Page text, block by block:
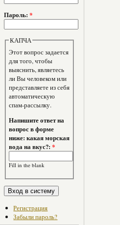
Пароль: *
КАПЧА
Этот вопрос задается
для того, чтобы
выяснить, являетесь
ли Вы человеком или
представляете из себя
автоматическую
спам-рассылку.
Напишите ответ на
вопрос в форме
ниже: какая морская
вода на вкус?:*
Fill in the blank
Регистрация
Забыли пароль?